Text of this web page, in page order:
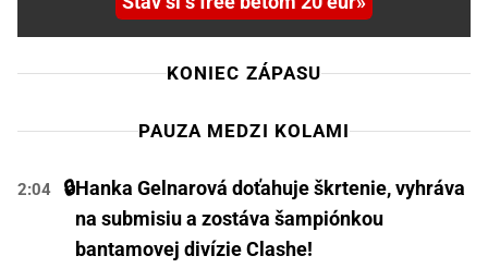
KONIEC ZÁPASU
PAUZA MEDZI KOLAMI
2:04 🔒Hanka Gelnarová doťahuje škrtenie, vyhráva
na submisiu a zostáva šampiónkou
bantamovej divízie Clashe!